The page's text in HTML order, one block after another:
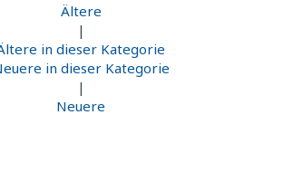
Ältere
|
in dieser Kategorie
in dieser Kategorie
|
Neuere